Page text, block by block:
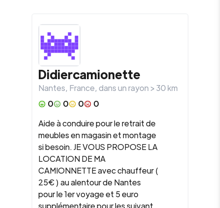
Didiercamionette
Nantes, France, dans un rayon >30km
0
0 0
0
Aide à conduire pour le retrait de
meubles en magasin et montage
si besoin. JE VOUS PROPOSE LA
LOCATION DE MA
CAMIONNETTE avec chauffeur (
25€ ) au alentour de Nantes
pour le 1er voyage et 5 euro